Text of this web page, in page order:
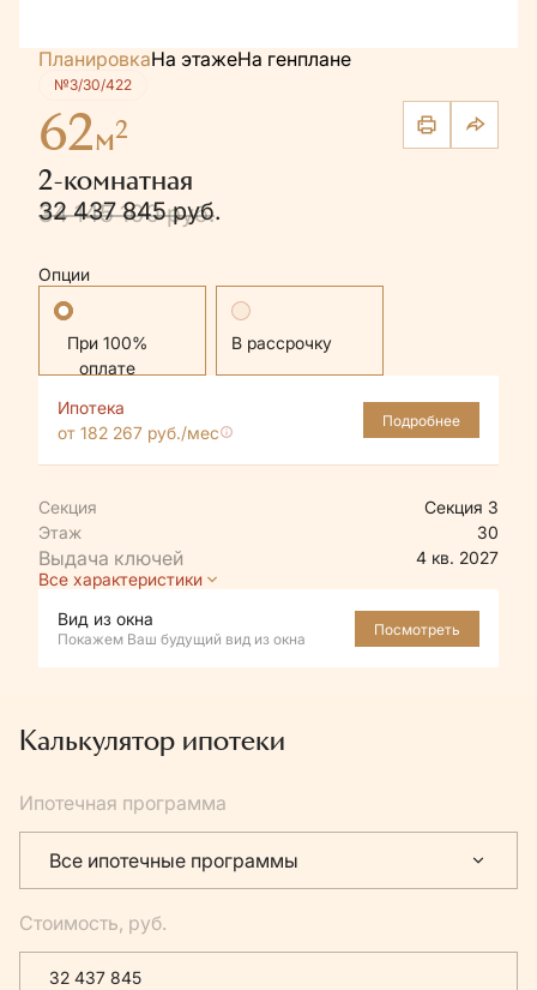
ПланировкаНа этажеНа генплане
№3/30/422
62м2
2-комнатная
34 145 100 руб.
32 437 845 руб.
Опции
Стандартная В рассрочку
Ипотека
от 182 267 руб./мес
Подробнее
Секция
Секция 3
Этаж
30
4 кв. 2027
Все характеристики
Вид из окна
Покажем Ваш будущий вид из окна
Посмотреть
Калькулятор ипотеки
Ипотечная программа
Все ипотечные программы
Стоимость, руб.